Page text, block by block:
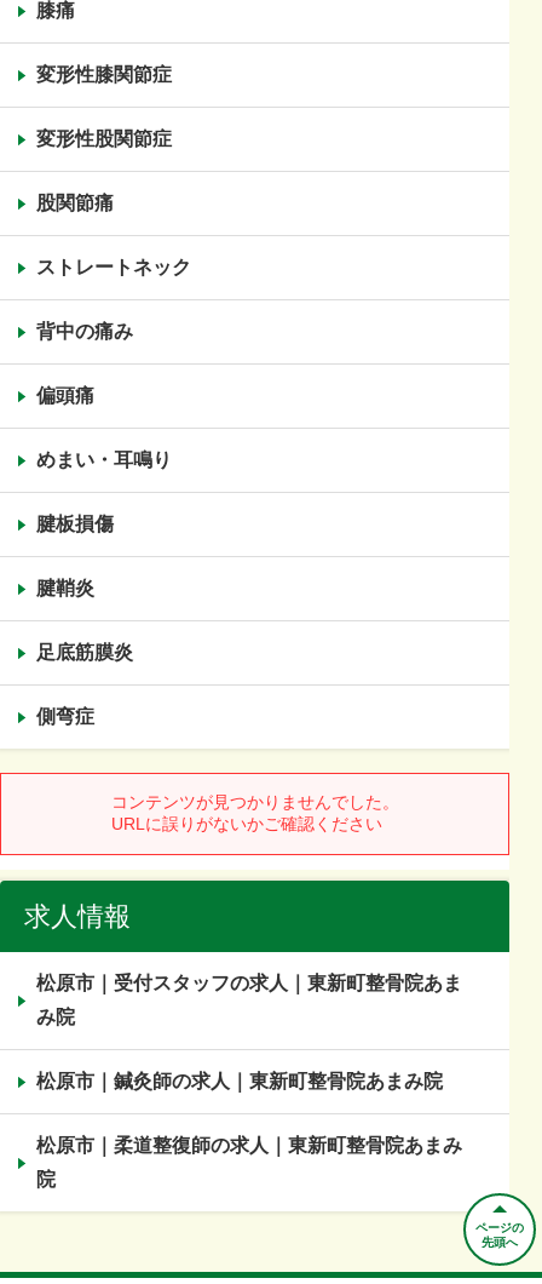
膝痛
変形性膝関節症
変形性股関節症
股関節痛
ストレートネック
背中の痛み
偏頭痛
めまい・耳鳴り
腱板損傷
腱鞘炎
足底筋膜炎
側弯症
求人情報
松原市｜受付スタッフの求人｜東新町整骨院あま
み院
松原市｜鍼灸師の求人｜東新町整骨院あまみ院
松原市｜柔道整復師の求人｜東新町整骨院あまみ
院
ページの
先頭へ